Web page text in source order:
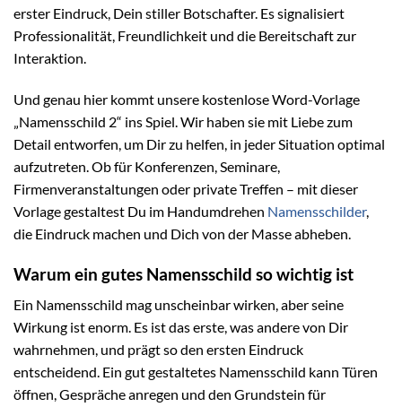
erster Eindruck, Dein stiller Botschafter. Es signalisiert
Professionalität, Freundlichkeit und die Bereitschaft zur
Interaktion.
Und genau hier kommt unsere kostenlose Word-Vorlage
„Namensschild 2“ ins Spiel. Wir haben sie mit Liebe zum
Detail entworfen, um Dir zu helfen, in jeder Situation optimal
aufzutreten. Ob für Konferenzen, Seminare,
Firmenveranstaltungen oder private Treffen – mit dieser
Vorlage gestaltest Du im Handumdrehen Namensschilder,
die Eindruck machen und Dich von der Masse abheben.
Warum ein gutes Namensschild so wichtig ist
Ein Namensschild mag unscheinbar wirken, aber seine
Wirkung ist enorm. Es ist das erste, was andere von Dir
wahrnehmen, und prägt so den ersten Eindruck
entscheidend. Ein gut gestaltetes Namensschild kann Türen
öffnen, Gespräche anregen und den Grundstein für